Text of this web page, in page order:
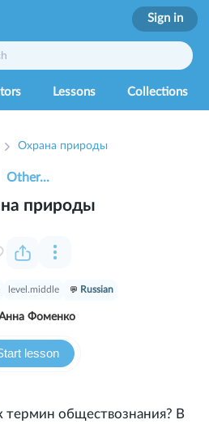
Lessons Collections
Sign in
Охрана природы
природы
lesson
level.middle Russian
Фоменко
Other...
термин обществознания? В